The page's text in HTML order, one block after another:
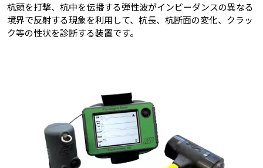
杭頭を打撃、杭中を伝播する弾性波がインピーダンスの異なる
境界で反射する現象を利用して、杭長、杭断面の変化、クラッ
ク等の性状を診断する装置です。